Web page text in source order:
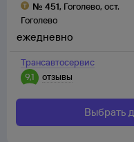
№ 451, Гоголево, ост.
Гоголево
Трансавтосервис
9,1
отзывы
ежедневно
Выбрать